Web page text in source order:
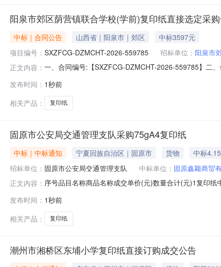
阳泉市郊区荫营镇联合学校(学前)复印纸直接选定采
中标｜合同公告 山西省｜阳泉市｜郊区
中标3597元
项目编号： SXZFCG-DZMCHT-2026-559785 招标单位： 阳泉市
正文内容： 一、合同编号:【SXZFCG-DZMCHT-2026-559785】二
供应商（乙方）：【阳泉市城区新星商行】地址：阳泉
要求）
发布时间： 1秒前
相关产品：
复印纸
固原市公安局交通管理支队采购75gA4复印纸
中标｜中标通知 宁夏回族自治区｜固原市 货物
中标
招标单位： 固原市公安局交通管理支队 中标单位： 固原鑫颖商贸
正文内容： 序号品目名称商品名称成交单价(元)数量合计(元)1复印
购单位电子邮箱jjzdjwbzs@163.com供应商电子邮箱
发布时间： 1秒前
相关产品：
复印纸
潮州市湘桥区东埔小学复印纸直接订购成交公告